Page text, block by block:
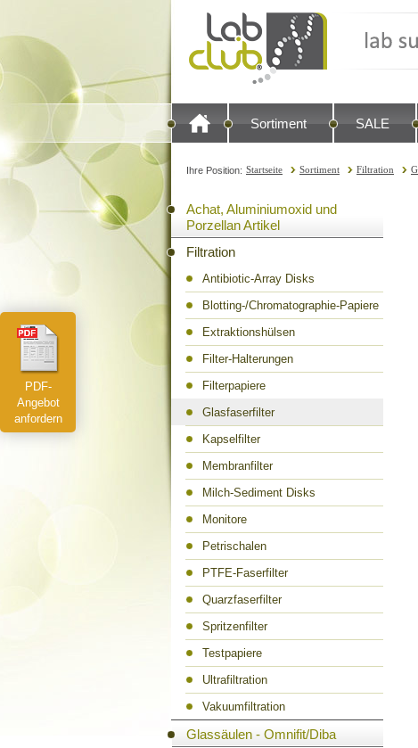
Sortiment SALE
Ihre Position: Startseite Sortiment Filtration
Achat, Aluminiumoxid und
Porzellan Artikel
Filtration
Antibiotic-Array Disks
Blotting-/Chromatographie-Papiere
Extraktionshülsen
Filter-Halterungen
Filterpapiere
Glasfaserfilter
Kapselfilter
Membranfilter
Milch-Sediment Disks
Monitore
Petrischalen
PTFE-Faserfilter
Quarzfaserfilter
Spritzenfilter
Testpapiere
Ultrafiltration
Vakuumfiltration
Glassäulen - Omnifit/Diba
PDF-
Angebot
anfordern